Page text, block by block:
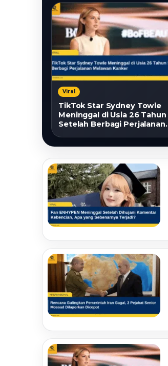
Viral
TikTok Star Sydney Towle
Meninggal di Usia 26 Tahun
Setelah Berbagi Perjalanan